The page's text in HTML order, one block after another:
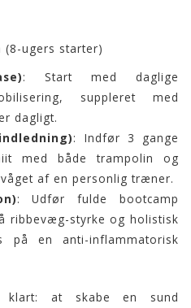
(8-ugers starter)
: Start med daglige
suppleret med
dagligt.
: Indfør 3 gange
med både trampolin og
af en personlig træner.
: Udfør fulde bootcamp
ribbevæg-styrke og holistisk
på en anti-inflammatorisk
klart: at skabe en sund